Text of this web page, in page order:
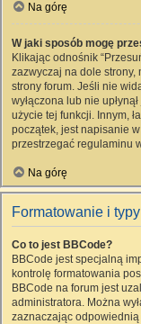
Na górę
W jaki sposób mogę
Klikając odnośnik
zazwyczaj na dole strony,
strony forum. Jeśli nie
wyłączona lub nie
użycie tej funkcji. Innym,
początek, jest napisanie
przestrzegać regulaminu
Na górę
Formatowanie i
Co to jest BBCode?
BBCode jest specjalną
kontrolę formatowania
BBCode na forum jest
administratora. Można
zaznaczając